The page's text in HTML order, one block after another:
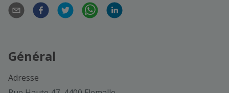
Général
Adresse